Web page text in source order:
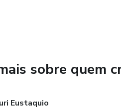
sobre quem
Eustaquio